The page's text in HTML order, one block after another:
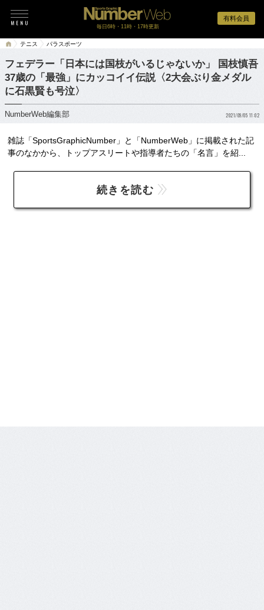
有料会員
毎日6時・11時・17時更新
テニス パラスポーツ
フェデラー「日本には国枝がいるじゃないか」 国枝慎吾
37歳の「最強」にカッコイイ伝説〈2大会ぶり金メダル
に石黒賢も号泣〉
NumberWeb編集部 2021/09/05 11:02
雑誌「SportsGraphicNumber」と「NumberWeb」に掲載された記
事のなかから、トップアスリートや指導者たちの「名言」を紹...
続きを読む